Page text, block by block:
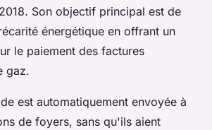
Son objectif principal est de
énergétique en offrant un
le paiement des factures
gaz.
est automatiquement envoyée à
de foyers, sans qu'ils aient